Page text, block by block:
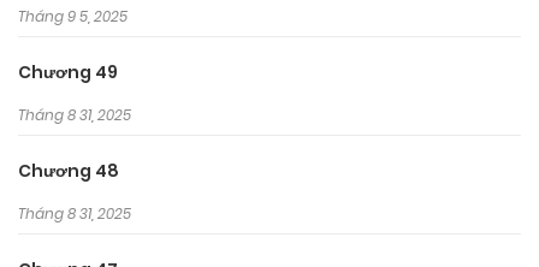
Tháng 9 5, 2025
Chương 49
Tháng 8 31, 2025
Chương 48
Tháng 8 31, 2025